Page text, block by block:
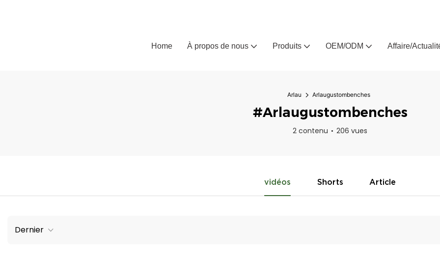
Home À propos de nous Produits OEM/ODM Affaire/
Arlau Arlaugustombenches
#Arlaugustombenches
2 contenu 206 vues
vidéos Shorts Article
Dernier